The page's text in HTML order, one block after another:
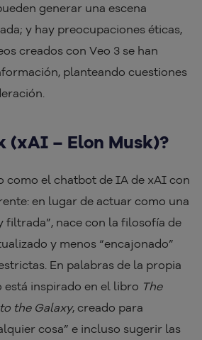
generar una escena
y hay preocupaciones éticas,
creados con Veo 3 se han
planteando cuestiones
(xAI – Elon Musk)?
como el chatbot de IA de xAI con
en lugar de actuar como una
filtrada”, nace con la filosofía de
y menos “encajonado”
En palabras de la propia
está inspirado en el libro The
the Galaxy, creado para
cosa” e incluso sugerir las